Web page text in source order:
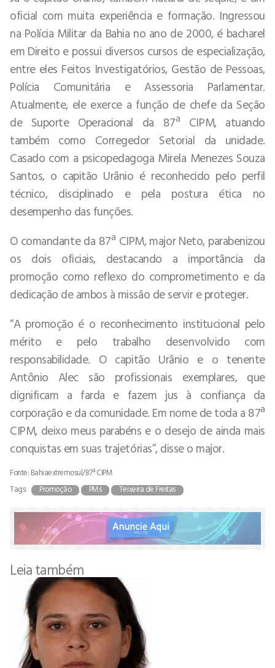
oficial com muita experiência e formação. Ingressou
na Polícia Militar da Bahia no ano de 2000, é bacharel
em Direito e possui diversos cursos de especialização,
entre eles Feitos Investigatórios, Gestão de Pessoas,
Polícia Comunitária e Assessoria Parlamentar.
Atualmente, ele exerce a função de chefe da Seção
de Suporte Operacional da 87ª CIPM, atuando
também como Corregedor Setorial da unidade.
Casado com a psicopedagoga Mirela Menezes Souza
Santos, o capitão Urânio é reconhecido pelo perfil
técnico, disciplinado e pela postura ética no
desempenho das funções.
O comandante da 87ª CIPM, major Neto, parabenizou
os dois oficiais, destacando a importância da
promoção como reflexo do comprometimento e da
dedicação de ambos à missão de servir e proteger.
“A promoção é o reconhecimento institucional pelo
mérito e pelo trabalho desenvolvido com
responsabilidade. O capitão Urânio e o tenente
Antônio Alec são profissionais exemplares, que
dignificam a farda e fazem jus à confiança da
corporação e da comunidade. Em nome de toda a 87ª
CIPM, deixo meus parabéns e o desejo de ainda mais
conquistas em suas trajetórias”, disse o major.
Fonte: Bahiaextremosul/87ª CIPM
Tags:
Promoção PMs Teixeira de Freitas
Leia também